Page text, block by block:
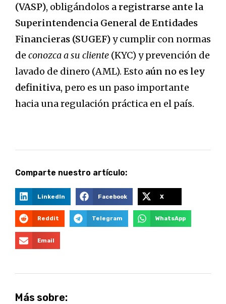
(VASP), obligándolos a registrarse ante la
Superintendencia General de Entidades
Financieras (SUGEF)y cumplir con normas
de conozca a su cliente (KYC) y prevención de
lavado de dinero (AML). Esto aún no es ley
definitiva, pero es un paso importante
hacia una regulación práctica en el país.
Comparte nuestro artículo:
LinkedIn Facebook X
Reddit Telegram WhatsApp
Email
Más sobre: